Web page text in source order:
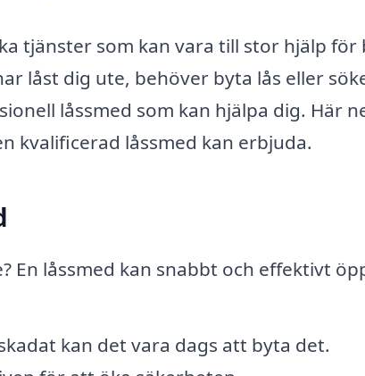
tjänster som kan vara till stor hjälp för
låst dig ute, behöver byta lås eller
låssmed som kan hjälpa dig. Här
kvalificerad låssmed kan erbjuda.
En låssmed kan snabbt och effektivt
kan det vara dags att byta det.